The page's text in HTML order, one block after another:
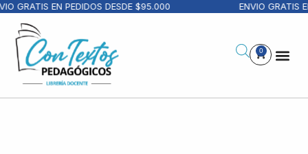
EN PEDIDOS DESDE $95.000 ENVIO GRATIS EN
0